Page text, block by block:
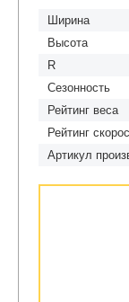
Ширина
Высота
R
Сезонность
Рейтинг веса
Рейтинг
Артикул